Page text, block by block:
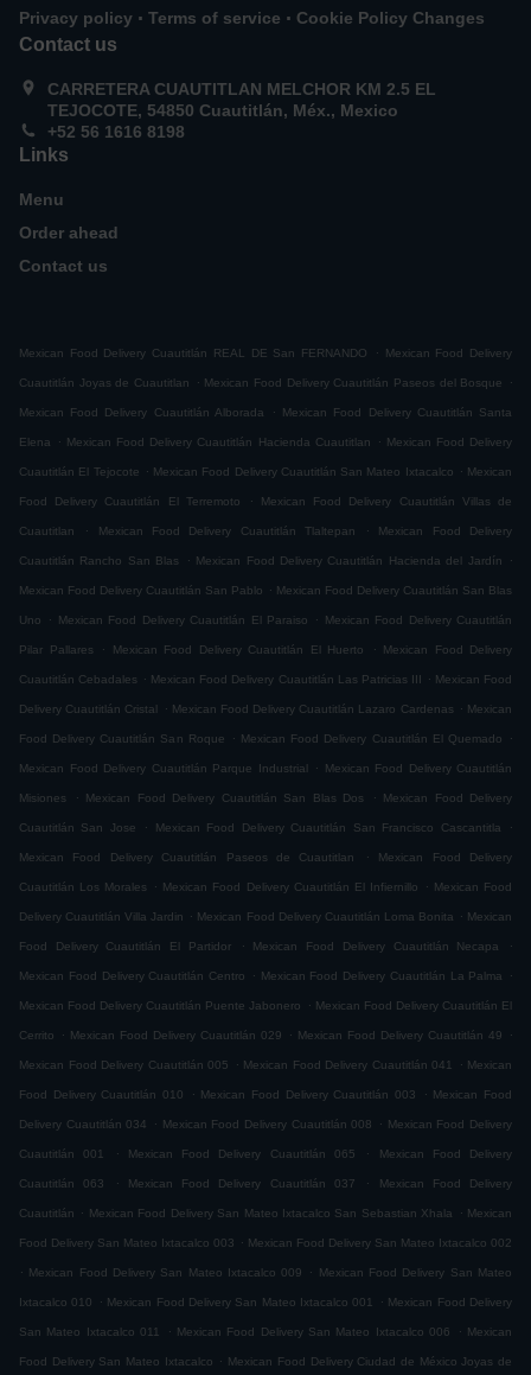
Privacy policy . Terms of service . Cookie Policy Changes
Contact us
CARRETERA CUAUTITLAN MELCHOR KM 2.5 EL
TEJOCOTE, 54850 Cuautitlán, Méx., Mexico
+52 56 1616 8198
Links
Menu
Order ahead
Contact us
Mexican Food Delivery Cuautitlán REAL DE San FERNANDO . Mexican Food Delivery
Cuautitlán Joyas de Cuautitlan . Mexican Food Delivery Cuautitlán Paseos del Bosque .
Mexican Food Delivery Cuautitlán Alborada . Mexican Food Delivery Cuautitlán Santa
Elena . Mexican Food Delivery Cuautitlán Hacienda Cuautitlan . Mexican Food Delivery
Cuautitlán El Tejocote . Mexican Food Delivery Cuautitlán San Mateo Ixtacalco . Mexican
Food Delivery Cuautitlán El Terremoto . Mexican Food Delivery Cuautitlán Villas de
Cuautitlan . Mexican Food Delivery Cuautitlán Tlaltepan . Mexican Food Delivery
Cuautitlán Rancho San Blas . Mexican Food Delivery Cuautitlán Hacienda del Jardín .
Mexican Food Delivery Cuautitlán San Pablo . Mexican Food Delivery Cuautitlán San Blas
Uno . Mexican Food Delivery Cuautitlán El Paraiso . Mexican Food Delivery Cuautitlán
Pilar Pallares . Mexican Food Delivery Cuautitlán El Huerto . Mexican Food Delivery
Cuautitlán Cebadales . Mexican Food Delivery Cuautitlán Las Patricias III . Mexican Food
Delivery Cuautitlán Cristal . Mexican Food Delivery Cuautitlán Lazaro Cardenas . Mexican
Food Delivery Cuautitlán San Roque . Mexican Food Delivery Cuautitlán El Quemado .
Mexican Food Delivery Cuautitlán Parque Industrial . Mexican Food Delivery Cuautitlán
Misiones . Mexican Food Delivery Cuautitlán San Blas Dos . Mexican Food Delivery
Cuautitlán San Jose . Mexican Food Delivery Cuautitlán San Francisco Cascantitla .
Mexican Food Delivery Cuautitlán Paseos de Cuautitlan . Mexican Food Delivery
Cuautitlán Los Morales . Mexican Food Delivery Cuautitlán El Infiernillo . Mexican Food
Delivery Cuautitlán Villa Jardin . Mexican Food Delivery Cuautitlán Loma Bonita . Mexican
Food Delivery Cuautitlán El Partidor . Mexican Food Delivery Cuautitlán Necapa .
Mexican Food Delivery Cuautitlán Centro . Mexican Food Delivery Cuautitlán La Palma .
Mexican Food Delivery Cuautitlán Puente Jabonero . Mexican Food Delivery Cuautitlán El
Cerrito . Mexican Food Delivery Cuautitlán 029 . Mexican Food Delivery Cuautitlán 49 .
Mexican Food Delivery Cuautitlán 005 . Mexican Food Delivery Cuautitlán 041 . Mexican
Food Delivery Cuautitlán 010 . Mexican Food Delivery Cuautitlán 003 . Mexican Food
Delivery Cuautitlán 034 . Mexican Food Delivery Cuautitlán 008 . Mexican Food Delivery
Cuautitlán 001 . Mexican Food Delivery Cuautitlán 065 . Mexican Food Delivery
Cuautitlán 063 . Mexican Food Delivery Cuautitlán 037 . Mexican Food Delivery
Cuautitlán . Mexican Food Delivery San Mateo Ixtacalco San Sebastian Xhala . Mexican
Food Delivery San Mateo Ixtacalco 003 . Mexican Food Delivery San Mateo Ixtacalco 002
. Mexican Food Delivery San Mateo Ixtacalco 009 . Mexican Food Delivery San Mateo
Ixtacalco 010 . Mexican Food Delivery San Mateo Ixtacalco 001 . Mexican Food Delivery
San Mateo Ixtacalco 011 . Mexican Food Delivery San Mateo Ixtacalco 006 . Mexican
Food Delivery San Mateo Ixtacalco . Mexican Food Delivery Ciudad de México Joyas de